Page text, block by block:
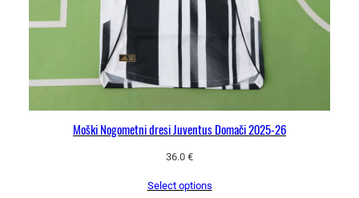
n
Moški Nogometni dresi Juventus Domači 2025-26
36.0 €
Select options